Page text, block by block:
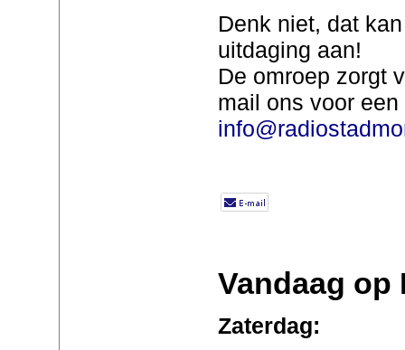
Denk niet, dat
uitdaging aan!
De omroep zorgt
mail ons voor
Vandaag op
Zaterdag: